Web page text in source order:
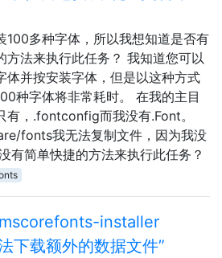
100多种字体，所以我想知道是否有
方法来执行此任务？ 我知道您可以
体并按安装字体，但是以这种方式
种字体将非常耗时。 在我的主目
有，.fontconfig而我没有.Font。
fonts我无法复制文件，因为我没
有简单快捷的方法来执行此任务？
installer
下载额外的数据文件”